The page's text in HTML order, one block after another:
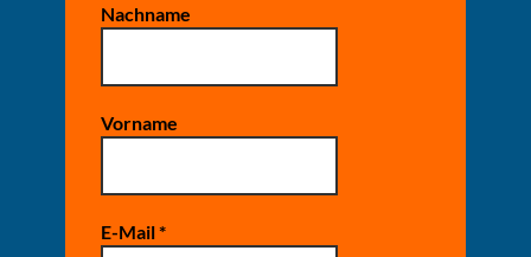
Nachname
Vorname
E-Mail*